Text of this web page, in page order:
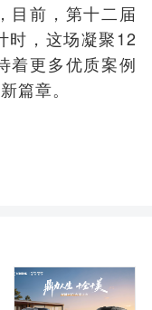
目前，第十二届
时，这场凝聚12
着更多优质案例
篇章。